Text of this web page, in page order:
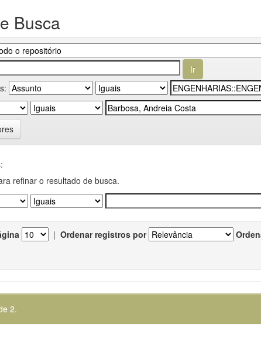
Busca
refinar o resultado de busca.
| Ordenar registros por
2.